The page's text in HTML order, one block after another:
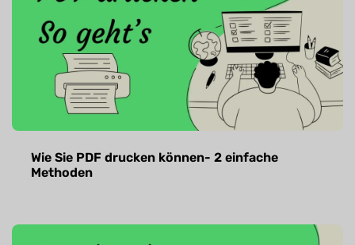
Wie Sie PDF drucken können- 2 einfache
Methoden